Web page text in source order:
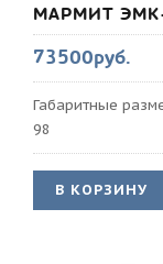
МАРМИТ
73500руб.
Габаритные
98
В КОРЗИНУ